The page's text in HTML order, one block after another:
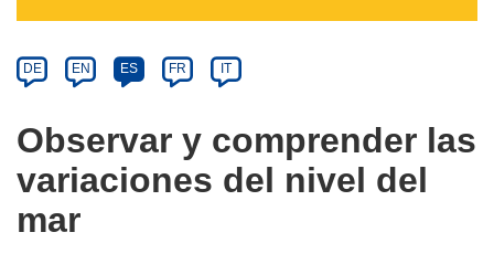
Article
available
the
following
languages:
DE EN ES FR IT
Observar y comprender las
variaciones del nivel del
mar